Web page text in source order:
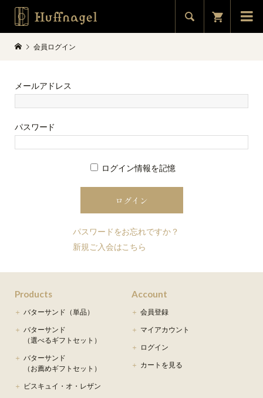
 
会員ログイン
メールアドレス
パスワード
ログイン情報を記憶
パスワードをお忘れですか？
新規ご入会はこちら
Products
バターサンド（単品）
バターサンド
（選べるギフトセット）
バターサンド
（お薦めギフトセット）
ビスキュイ・オ・レザン
Account
会員登録
マイアカウント
ログイン
カートを見る